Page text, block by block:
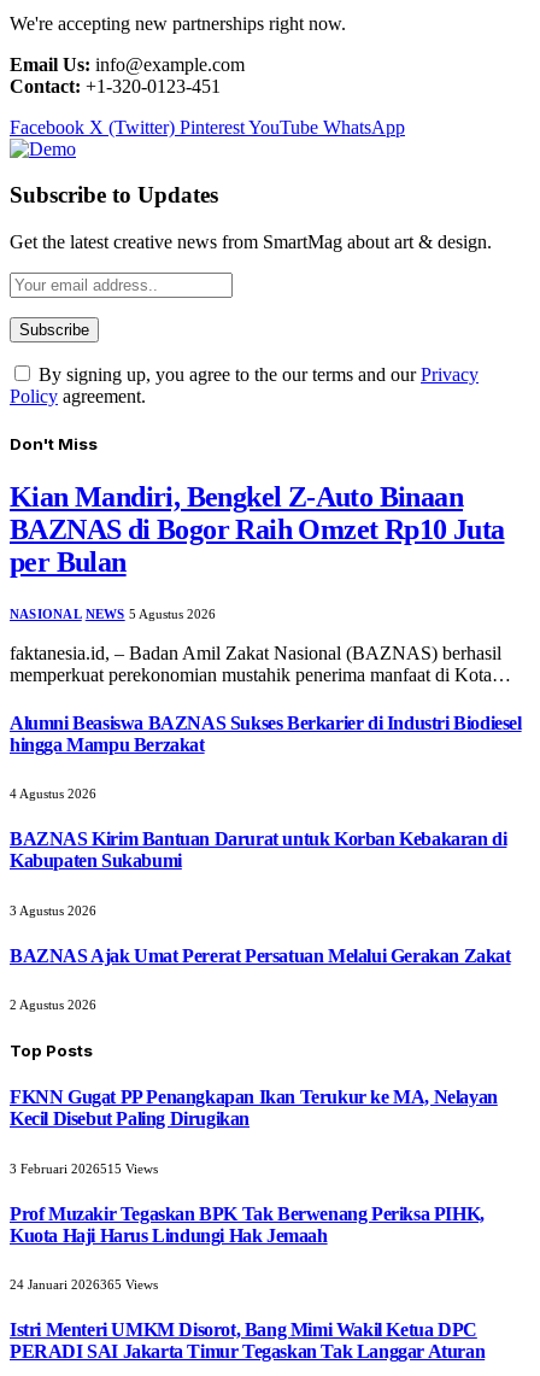
We're accepting new partnerships right now.
Email Us: info@example.com
Contact: +1-320-0123-451
Facebook X (Twitter) PinterestYouTube WhatsApp
Subscribe to Updates
Get the latest creative news from SmartMag about art & design.
By signing up, you agree to the our terms and ourPrivacy
Policy agreement.
Don't Miss
Kian Mandiri, Bengkel Z-Auto Binaan
BAZNAS di Bogor Raih Omzet Rp10 Juta
per Bulan
NASIONAL NEWS 5 Agustus 2026
faktanesia.id, – ​Badan Amil Zakat Nasional (BAZNAS) berhasil
memperkuat perekonomian mustahik penerima manfaat di Kota…
Alumni Beasiswa BAZNAS Sukses Berkarier di Industri Biodiesel
hingga Mampu Berzakat
4 Agustus 2026
BAZNAS Kirim Bantuan Darurat untuk Korban Kebakaran di
Kabupaten Sukabumi
3 Agustus 2026
BAZNAS Ajak Umat Pererat Persatuan Melalui Gerakan Zakat
2 Agustus 2026
Top Posts
FKNN Gugat PP Penangkapan Ikan Terukur ke MA, Nelayan
Kecil Disebut Paling Dirugikan
3 Februari 2026515 Views
Prof Muzakir Tegaskan BPK Tak Berwenang Periksa PIHK,
Kuota Haji Harus Lindungi Hak Jemaah
24 Januari 2026365 Views
Istri Menteri UMKM Disorot, Bang Mimi Wakil Ketua DPC
PERADI SAI Jakarta Timur Tegaskan Tak Langgar Aturan